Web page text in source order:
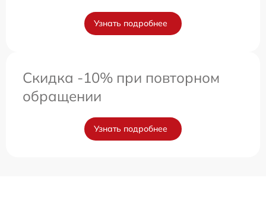
Узнать подробнее
Скидка -10% при повторном
обращении
Узнать подробнее